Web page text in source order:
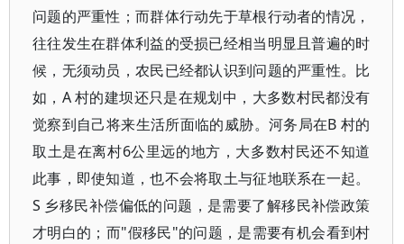
问题的严重性；而群体行动先于草根行动者的情况，
往往发生在群体利益的受损已经相当明显且普遍的时
候，无须动员，农民已经都认识到问题的严重性。比
如，A 村的建坝还只是在规划中，大多数村民都没有
觉察到自己将来生活所面临的威胁。河务局在B 村的
取土是在离村6公里远的地方，大多数村民还不知道
此事，即使知道，也不会将取土与征地联系在一起。
S 乡移民补偿偏低的问题，是需要了解移民补偿政策
才明白的；而"假移民"的问题，是需要有机会看到村